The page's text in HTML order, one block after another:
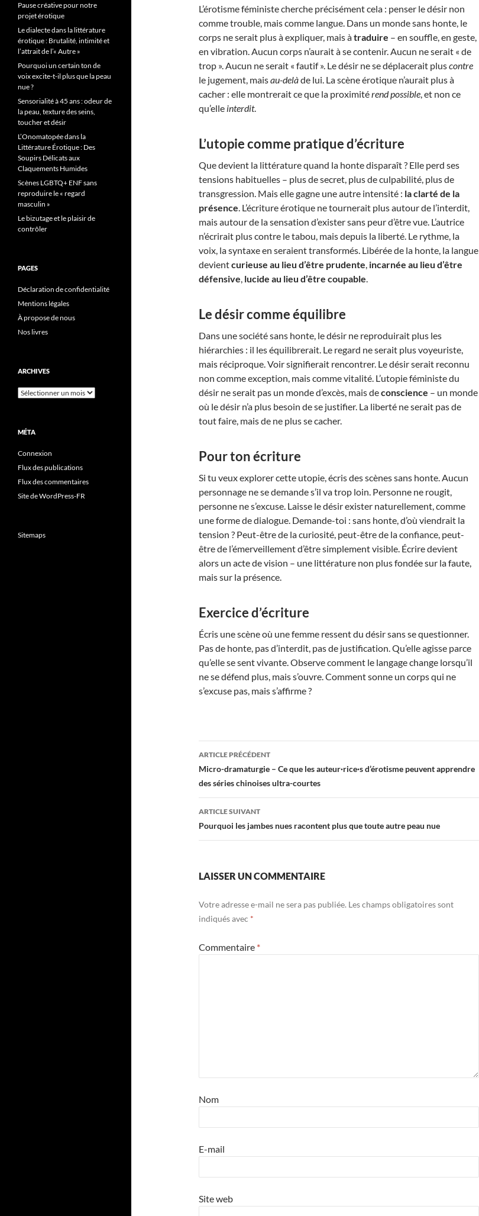
L’érotisme féministe cherche précisément cela : penser le désir non
comme trouble, mais comme langue. Dans un monde sans honte, le
corps ne serait plus à expliquer, mais àtraduire – en souffle, en geste,
en vibration. Aucun corps n’aurait à se contenir. Aucun ne serait « de
trop ». Aucun ne serait « fautif ». Le désir ne se déplacerait pluscontre
le jugement, maisau-delàde lui. La scène érotique n’aurait plus à
cacher : elle montrerait ce que la proximitérend possible, et non ce
qu’elle interdit.
L’utopie comme pratique d’écriture
Que devient la littérature quand la honte disparaît ? Elle perd ses
tensions habituelles – plus de secret, plus de culpabilité, plus de
transgression. Mais elle gagne une autre intensité : la clarté de la
présence. L’écriture érotique ne tournerait plus autour de l’interdit,
mais autour de la sensation d’exister sans peur d’être vue. L’autrice
n’écrirait plus contre le tabou, mais depuis la liberté. Le rythme, la
voix, la syntaxe en seraient transformés. Libérée de la honte, la langue
devientcurieuse au lieu d’être prudente, incarnée au lieu d’être
défensive, lucide au lieu d’être coupable.
Le désir comme équilibre
Dans une société sans honte, le désir ne reproduirait plus les
hiérarchies : il les équilibrerait. Le regard ne serait plus voyeuriste,
mais réciproque. Voir signifierait rencontrer. Le désir serait reconnu
non comme exception, mais comme vitalité. L’utopie féministe du
désir ne serait pas un monde d’excès, mais deconscience – un monde
où le désir n’a plus besoin de se justifier. La liberté ne serait pas de
tout faire, mais de ne plus se cacher.
Pour ton écriture
Si tu veux explorer cette utopie, écris des scènes sans honte. Aucun
personnage ne se demande s’il va trop loin. Personne ne rougit,
personne ne s’excuse. Laisse le désir exister naturellement, comme
une forme de dialogue. Demande-toi : sans honte, d’où viendrait la
tension ? Peut-être de la curiosité, peut-être de la confiance, peut-
être de l’émerveillement d’être simplement visible. Écrire devient
alors un acte de vision – une littérature non plus fondée sur la faute,
mais sur la présence.
Exercice d’écriture
Écris une scène où une femme ressent du désir sans se questionner.
Pas de honte, pas d’interdit, pas de justification. Qu’elle agisse parce
qu’elle se sent vivante. Observe comment le langage change lorsqu’il
ne se défend plus, mais s’ouvre. Comment sonne un corps qui ne
s’excuse pas, mais s’affirme ?
Navigation
des
articles
ARTICLE PRÉCÉDENT
Micro-dramaturgie – Ce que les auteur·rice·s d’érotisme peuvent apprendre
des séries chinoises ultra-courtes
ARTICLE SUIVANT
Pourquoi les jambes nues racontent plus que toute autre peau nue
LAISSER UN COMMENTAIRE
Votre adresse e-mail ne sera pas publiée. Les champs obligatoires sont
indiqués avec *
Commentaire *
Nom
E-mail
Site web
Pause créative pour notre
projet érotique
Le dialecte dans la littérature
érotique : Brutalité, intimité et
l’attrait de l’« Autre »
Pourquoi un certain ton de
voix excite-t-il plus que la peau
nue ?
Sensorialité à 45 ans : odeur de
la peau, texture des seins,
toucher et désir
L’Onomatopée dans la
Littérature Érotique : Des
Soupirs Délicats aux
Claquements Humides
Scènes LGBTQ+ ENF sans
reproduire le « regard
masculin »
Le bizutage et le plaisir de
contrôler
PAGES
Déclaration de confidentialité
Mentions légales
À propose de nous
Nos livres
ARCHIVES
Archives
MÉTA
Connexion
Flux des publications
Flux des commentaires
Site de WordPress-FR
Sitemaps